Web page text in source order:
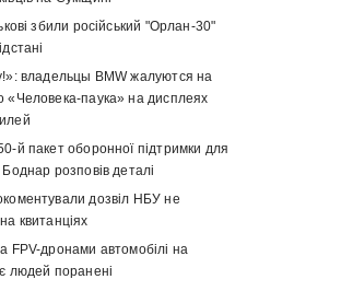
збили російський "Орлан-30"
владельцы BMW жалуются на
«Человека-паука» на дисплеях
й пакет оборонної підтримки для
розповів деталі
дозвіл НБУ не
квитанціях
FPV-дронами автомобілі на
людей поранені